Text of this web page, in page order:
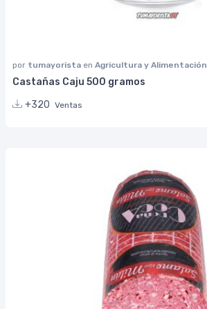
por tumayorista en Agricultura y Alimentación
Castañas Caju 500 gramos
+320 Ventas